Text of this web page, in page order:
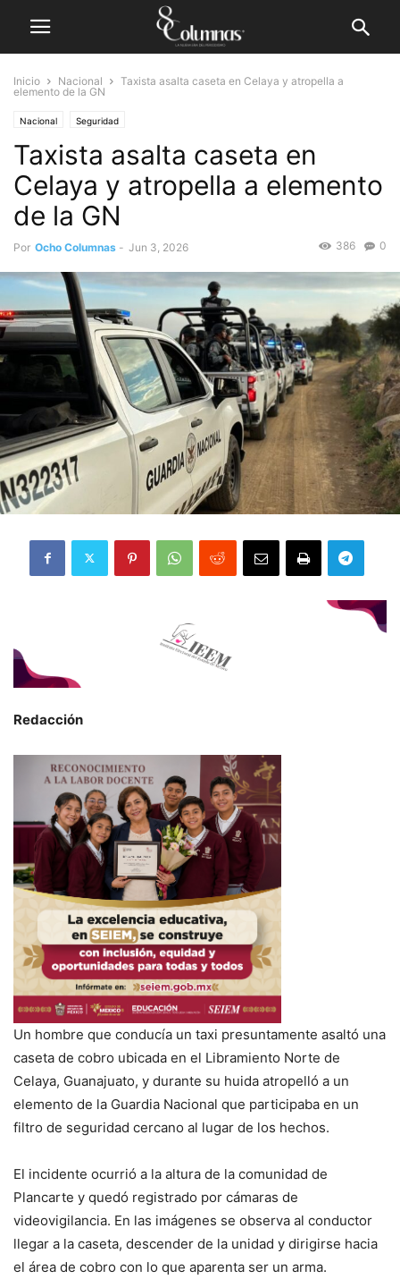
Inicio Nacional
Taxista asalta caseta en Celaya y atropella a
elemento de la GN
Nacional Seguridad
Taxista asalta caseta en
Celaya y atropella a elemento
de la GN
Por Ocho Columnas - Jun 3, 2026 0
386
Redacción
Un hombre que conducía un taxi presuntamente asaltó una
caseta de cobro ubicada en el Libramiento Norte de
Celaya, Guanajuato, y durante su huida atropelló a un
elemento de la Guardia Nacional que participaba en un
filtro de seguridad cercano al lugar de los hechos.
El incidente ocurrió a la altura de la comunidad de
Plancarte y quedó registrado por cámaras de
videovigilancia. En las imágenes se observa al conductor
llegar a la caseta, descender de la unidad y dirigirse hacia
el área de cobro con lo que aparenta ser un arma.